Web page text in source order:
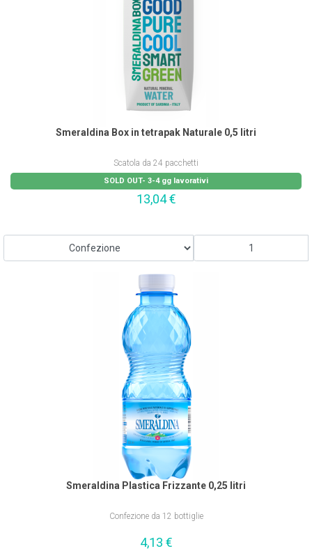
Smeraldina Box in tetrapak Naturale 0,5 litri
Scatola da 24 pacchetti
SOLD OUT- 3-4 gg lavorativi
13,04€
Smeraldina Plastica Frizzante 0,25 litri
Confezione da 12 bottiglie
4,13 €